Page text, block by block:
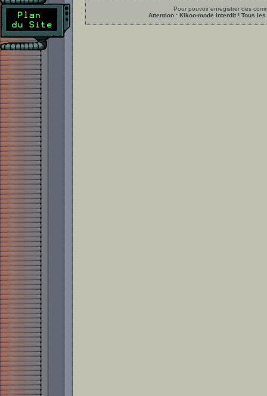
Pour pouvoir enregistrer des
Attention : Kikoo-mode interdit ! Tous